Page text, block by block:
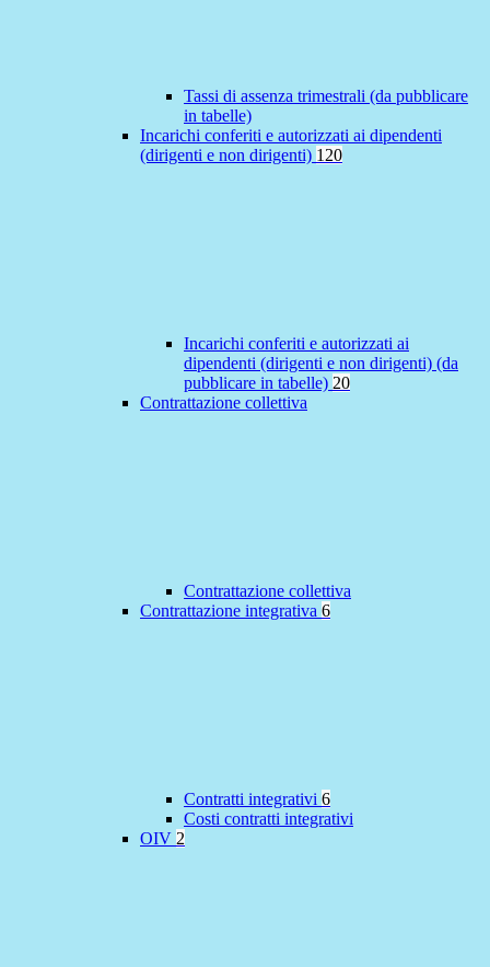
Tassi di assenza trimestrali (da pubblicare
in tabelle)
Incarichi conferiti e autorizzati ai dipendenti
(dirigenti e non dirigenti) 120
Incarichi conferiti e autorizzati ai
dipendenti (dirigenti e non dirigenti) (da
pubblicare in tabelle) 20
Contrattazione collettiva
Contrattazione collettiva
Contrattazione integrativa 6
Contratti integrativi 6
Costi contratti integrativi
OIV 2